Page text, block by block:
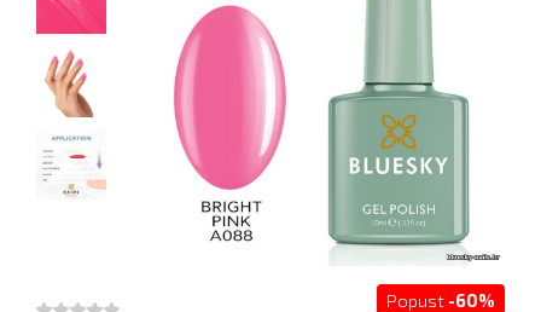
Popust -60%